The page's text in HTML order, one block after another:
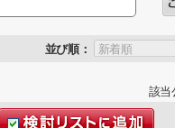
並び順：
該当